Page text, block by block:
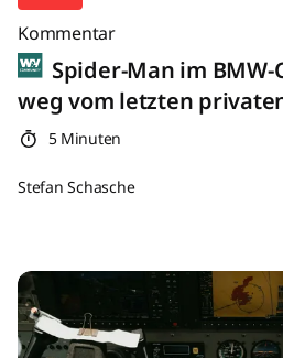
Kommentar
Spider-Man im
weg vom letzten
5 Minuten
Stefan Schasche